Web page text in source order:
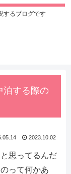
するブログです
泊する際の
2023.10.02
思ってるんだ
って何かあ